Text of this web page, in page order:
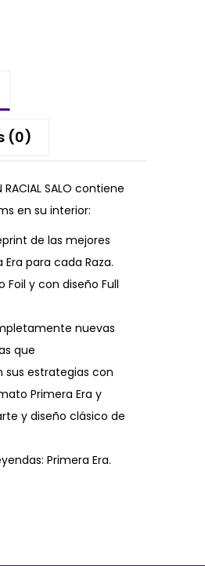
(0)
SALO contiene
en su interior:
de las mejores
para cada Raza.
y con diseño Full
nuevas
que
estrategias con
Primera Era y
y diseño clásico de
Primera Era.